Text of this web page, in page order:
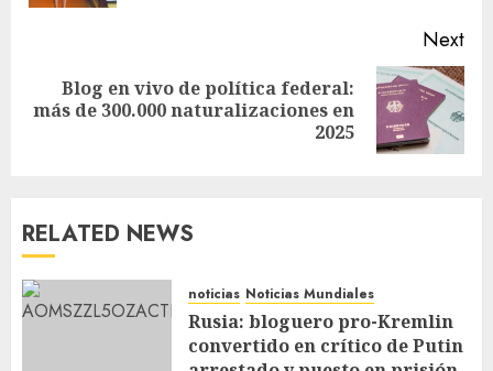
Next
Blog en vivo de política federal:
más de 300.000 naturalizaciones en
2025
RELATED NEWS
noticias Noticias Mundiales
Rusia: bloguero pro-Kremlin
convertido en crítico de Putin